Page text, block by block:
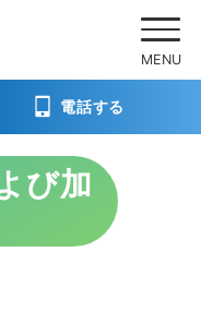
電話する
び加